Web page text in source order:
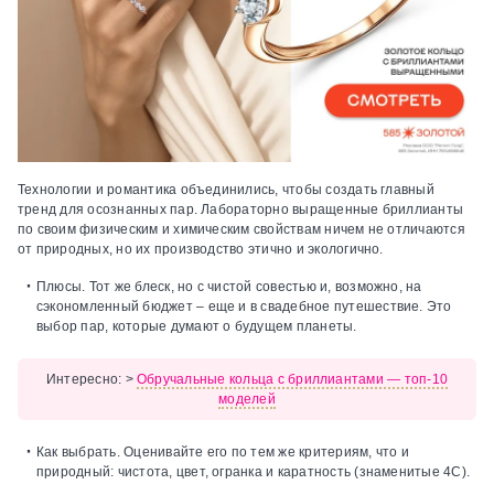
Технологии и романтика объединились, чтобы создать главный
тренд для осознанных пар. Лабораторно выращенные бриллианты
по своим физическим и химическим свойствам ничем не отличаются
от природных, но их производство этично и экологично.
Плюсы. Тот же блеск, но с чистой совестью и, возможно, на
сэкономленный бюджет – еще и в свадебное путешествие. Это
выбор пар, которые думают о будущем планеты.
Интересно: >Обручальные кольца с бриллиантами — топ-10
моделей
Как выбрать.Оценивайте его по тем же критериям, что и
природный: чистота, цвет, огранка и каратность (знаменитые 4С).